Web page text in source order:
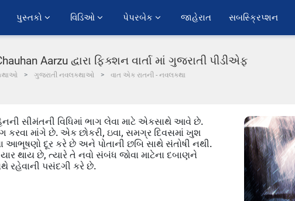
પુસ્તકો વિડિઓ પેપરબેક જાહેરાત સબસ્ક્રિપ્શન
Aarzu દ્વારા ફિક્શન વાર્તા માં ગુજરાતી પીડીએફ
ગુજરાતી નવલકથાઓ વાત એક રાતની - નવલકથા
સીમંતની વિધિમાં ભાગ લેવા માટે એકસાથે આવે છે.
માંગે છે. એક છોકરી, ઇવા, સમગ્ર દિવસમાં ખુશ
આભૂષણો દૂર કરે છે અને પોતાની છબિ સાથે સંતોષી નથી.
થાય છે, ત્યારે તે નવો સંબંધ જોવા માટેના દબાણને
રહેવાની પસંદગી કરે છે.